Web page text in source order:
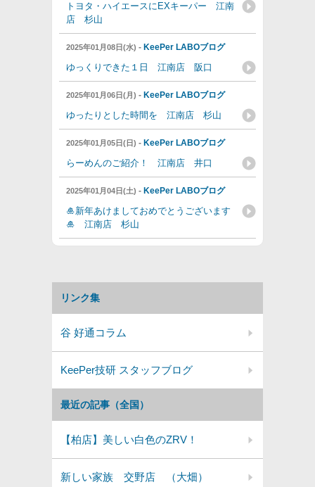
トヨタ・ハイエースにEXキーパー 江南
店 杉山
2025年01月08日(水) - KeePer LABOブログ
ゆっくりできた１日 江南店 阪口
2025年01月06日(月) - KeePer LABOブログ
ゆったりとした時間を 江南店 杉山
2025年01月05日(日) - KeePer LABOブログ
らーめんのご紹介！ 江南店 井口
2025年01月04日(土) - KeePer LABOブログ
🎍新年あけましておめでとうございます
🎍 江南店 杉山
最近の記事（全国）
【柏店】美しい白色のZRV！
新しい家族 交野店 （大畑）
リンク集
谷 好通コラム
KeePer技研 スタッフブログ